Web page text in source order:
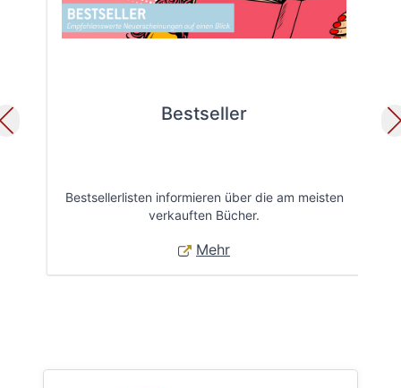
Bestseller
Bestsellerlisten informieren über die am meisten
verkauften Bücher.
Mehr